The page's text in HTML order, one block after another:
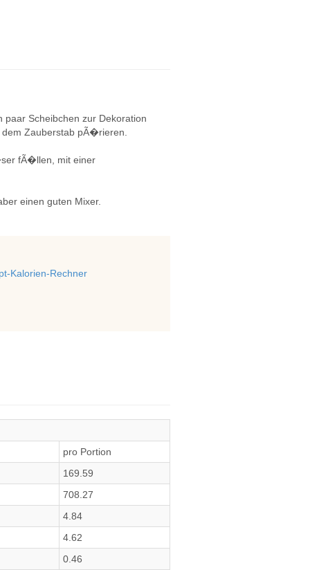
paar Scheibchen zur Dekoration
Zauberstab pÃ�rieren.
fÃ�llen, mit einer
einen guten Mixer.
Kalorien-Rechner
pro Portion
169.59
708.27
4.84
4.62
0.46